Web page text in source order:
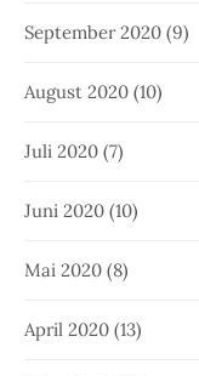
September 2020 (9)
August 2020 (10)
Juli 2020 (7)
Juni 2020 (10)
Mai 2020 (8)
April 2020 (13)